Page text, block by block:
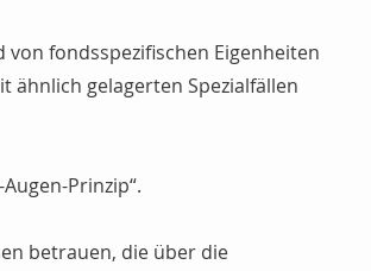
fondsspezifischen Eigenheiten
ähnlich gelagerten Spezialfällen
Prinzip“.
betrauen, die über die